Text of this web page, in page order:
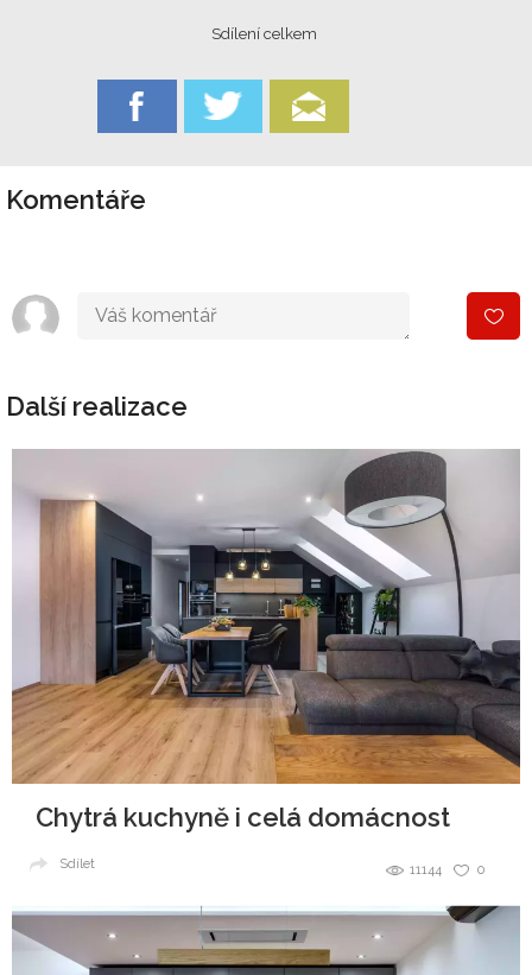
Sdílení celkem
Komentáře
Další realizace
Chytrá kuchyně i celá domácnost
0
11144
Sdílet